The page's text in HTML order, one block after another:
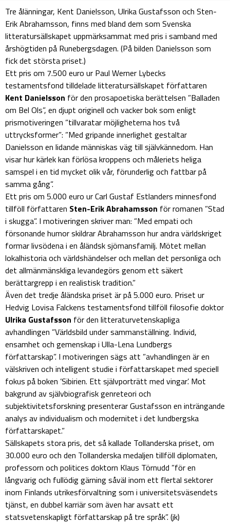
Tre ålänningar, Kent Danielsson, Ulrika Gustafsson och Sten-
Erik Abrahamsson, finns med bland dem som Svenska
litteratursällskapet uppmärksammat med pris i samband med
årshögtiden på Runebergsdagen. (På bilden Danielsson som
fick det största priset.)
Ett pris om 7.500 euro ur Paul Werner Lybecks
testamentsfond tilldelade litteratursällskapet författaren
Kent Danielsson för den prosapoetiska berättelsen ”Balladen
om Bel Ols”, en djupt originell och vacker bok som enligt
prismotiveringen ”tillvaratar möjligheterna hos två
uttrycksformer”: ”Med gripande innerlighet gestaltar
Danielsson en lidande människas väg till självkännedom. Han
visar hur kärlek kan förlösa kroppens och måleriets heliga
samspel i en tid mycket olik vår, förunderlig och fattbar på
samma gång”.
Ett pris om 5.000 euro ur Carl Gustaf Estlanders minnesfond
tillföll författaren Sten-Erik Abrahamsson för romanen ”Stad
i skugga”. I motiveringen skriver man: ”Med empati och
försonande humor skildrar Abrahamsson hur andra världskriget
formar livsödena i en åländsk sjömansfamilj. Mötet mellan
lokalhistoria och världshändelser och mellan det personliga och
det allmänmänskliga levandegörs genom ett säkert
berättargrepp i en realistisk tradition.”
Även det tredje åländska priset är på 5.000 euro. Priset ur
Hedvig Lovisa Falckens testamentsfond tillföll filosofie doktor
Ulrika Gustafsson för den litteraturvetenskapliga
avhandlingen ”Världsbild under sammanställning. Individ,
ensamhet och gemenskap i Ulla-Lena Lundbergs
författarskap”. I motiveringen sägs att ”avhandlingen är en
välskriven och intelligent studie i författarskapet med speciell
fokus på boken ’Sibirien. Ett självporträtt med vingar’. Mot
bakgrund av självbiografisk genreteori och
subjektivitetsforskning presenterar Gustafsson en inträngande
analys av individualism och modernitet i det lundbergska
författarskapet.”
Sällskapets stora pris, det så kallade Tollanderska priset, om
30.000 euro och den Tollanderska medaljen tillföll diplomaten,
professorn och politices doktorn Klaus Törnudd ”för en
långvarig och fullödig gärning såväl inom ett flertal sektorer
inom Finlands utrikesförvaltning som i universitetsväsendets
tjänst, en dubbel karriär som även har avsatt ett
statsvetenskapligt författarskap på tre språk”. (jk)